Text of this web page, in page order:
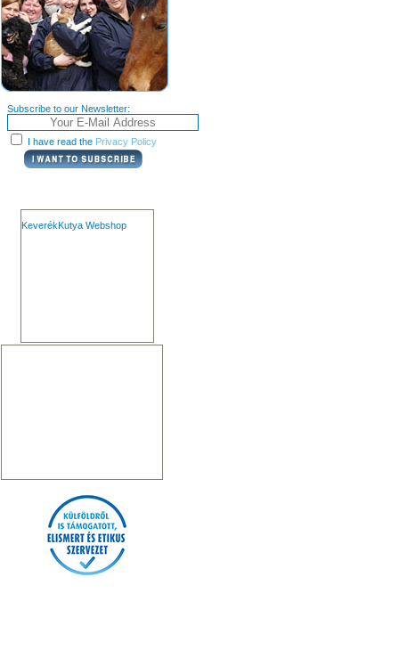
Subscribe to our Newsletter:
I have read the Privacy Policy
KeverékKutya Webshop